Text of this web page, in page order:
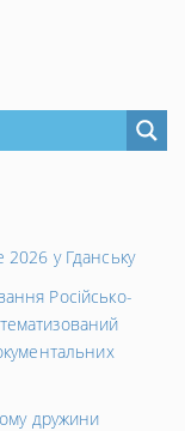
2026 у Гданську
Російсько-
дружини